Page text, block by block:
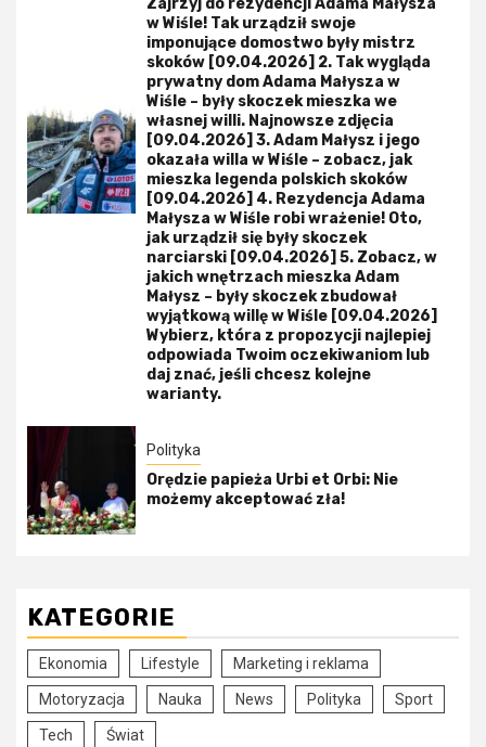
w Wiśle! Tak urządził swoje
imponujące domostwo były mistrz
skoków [09.04.2026] 2. Tak wygląda
prywatny dom Adama Małysza w
Wiśle – były skoczek mieszka we
własnej willi. Najnowsze zdjęcia
[09.04.2026] 3. Adam Małysz i jego
okazała willa w Wiśle – zobacz, jak
mieszka legenda polskich skoków
[09.04.2026] 4. Rezydencja Adama
Małysza w Wiśle robi wrażenie! Oto,
jak urządził się były skoczek
narciarski [09.04.2026] 5. Zobacz, w
jakich wnętrzach mieszka Adam
Małysz – były skoczek zbudował
wyjątkową willę w Wiśle [09.04.2026]
Wybierz, która z propozycji najlepiej
odpowiada Twoim oczekiwaniom lub
daj znać, jeśli chcesz kolejne
warianty.
Polityka
Orędzie papieża Urbi et Orbi: Nie
możemy akceptować zła!
KATEGORIE
Ekonomia Lifestyle Marketing i reklama
Motoryzacja Nauka News Polityka Sport
Tech Świat